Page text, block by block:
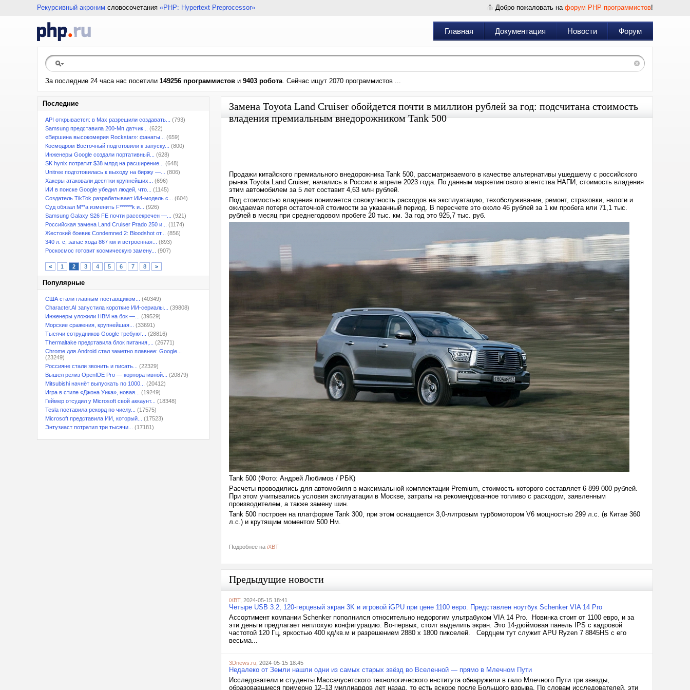
Рекурсивный акроним словосочетания «PHP: Hypertext Preprocessor» Добро пожаловать на форум PHP программистов!
Главная Документация Новости Форум
За последние 24 часа нас посетили 149256 программистов и 9403 робота. Сейчас ищут 2070 программистов ...
Последние
API открывается: в Max разрешили создавать...
(793)
Samsung представила 200-Мп датчик...
(622)
«Вершина высокомерия Rockstar»: фанаты...
(659)
Космодром Восточный подготовили к запуску...
(800)
Инженеры Google создали портативный...
(628)
SK hynix потратит $38 млрд на расширение...
(648)
Unitree подготовилась к выходу на биржу —...
(806)
Хакеры атаковали десятки крупнейших...
(696)
ИИ в поиске Google убедил людей, что...
(1145)
Создатель TikTok разрабатывает ИИ-модель с...
(604)
Суд обязал M**a изменить F******k и...
(926)
Samsung Galaxy S26 FE почти рассекречен —...
(921)
Российская замена Land Cruiser Prado 250 и...
(1174)
Жестокий боевик Condemned 2: Bloodshot от...
(856)
340 л. с, запас хода 867 км и встроенная...
(893)
Роскосмос готовит космическую замену...
(907)
< 1 2 3 4 5 6 7 8 >
Популярные
США стали главным поставщиком...
(40349)
Character.AI запустила короткие ИИ-сериалы...
(39808)
Инженеры уложили HBM на бок —...
(39529)
Морские сражения, крупнейшая...
(33691)
Тысячи сотрудников Google требуют...
(28816)
Thermaltake представила блок питания,...
(26771)
Chrome для Android стал заметно плавнее: Google...
(23249)
Россияне стали звонить и писать...
(22329)
Вышел релиз OpenIDE Pro — корпоративной...
(20879)
Mitsubishi начнёт выпускать по 1000...
(20412)
Игра в стиле «Джона Уика», новая...
(19249)
Геймер отсудил у Microsoft свой аккаунт...
(18348)
Tesla поставила рекорд по числу...
(17575)
Microsoft представила ИИ, который...
(17523)
Энтузиаст потратил три тысячи...
(17181)
Замена Toyota Land Cruiser обойдется почти в миллион рублей за год: подсчитана стоимость
владения премиальным внедорожником Tank 500
Продажи китайского премиального внедорожника Tank 500, рассматриваемого в качестве альтернативы ушедшему с российского
рынка Toyota Land Cruiser, начались в России в апреле 2023 года. По данным маркетингового агентства НАПИ, стоимость владения
этим автомобилем за 5 лет составит 4,63 млн рублей.
Под стоимостью владения понимается совокупность расходов на эксплуатацию, техобслуживание, ремонт, страховки, налоги и
ожидаемая потеря остаточной стоимости за указанный период. В пересчете это около 46 рублей за 1 км пробега или 71,1 тыс.
рублей в месяц при среднегодовом пробеге 20 тыс. км. За год это 925,7 тыс. руб.
Tank 500 (Фото: Андрей Любимов / РБК)
Расчеты проводились для автомобиля в максимальной комплектации Premium, стоимость которого составляет 6 899 000 рублей.
При этом учитывались условия эксплуатации в Москве, затраты на рекомендованное топливо с расходом, заявленным
производителем, а также замену шин.
Tank 500 построен на платформе Tank 300, при этом оснащается 3,0-литровым турбомотором V6 мощностью 299 л.с. (в Китае 360
л.с.) и крутящим моментом 500 Нм.
Подробнее на iXBT
Предыдущие новости
iXBT, 2024-05-15 18:41
Четыре USB 3.2, 120-герцевый экран 3K и игровой iGPU при цене 1100 евро. Представлен ноутбук Schenker VIA 14 Pro
Ассортимент компании Schenker пополнился относительно недорогим ультрабуком VIA 14 Pro. Новинка стоит от 1100 евро, и за
эти деньги предлагает неплохую конфигурацию. Во-первых, стоит выделить экран. Это 14-дюймовая панель IPS с кадровой
частотой 120 Гц, яркостью 400 кд/кв.м и разрешением 2880 х 1800 пикселей. Сердцем тут служит APU Ryzen 7 8845HS с его
весьма...
3Dnews.ru , 2024-05-15 18:45
Недалеко от Земли нашли одни из самых старых звёзд во Вселенной — прямо в Млечном Пути
Исследователи и студенты Массачусетского технологического института обнаружили в гало Млечного Пути три звезды,
образовавшиеся примерно 12–13 миллиардов лет назад, то есть вскоре после Большого взрыва. По словам исследователей, эти